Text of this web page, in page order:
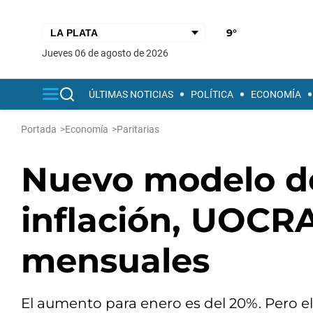
9°
jueves 06 de agosto de 2026
ÚLTIMAS NOTICIAS POLÍTICA ECONOMÍA
Portada >Economía >Paritarias
Nuevo modelo
inflación,
mensuales
El aumento para enero es del 20%. Pero